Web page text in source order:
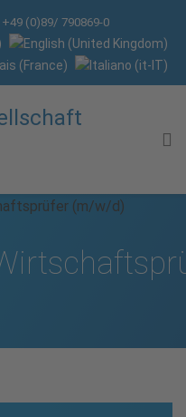
(0)89/ 790869-0